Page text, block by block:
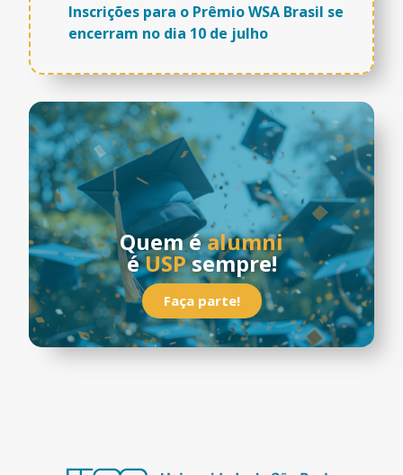
Inscrições para o Prêmio WSA Brasil se
encerram no dia 10 de julho
Quem éalumni
éUSPsempre!
Faça parte!